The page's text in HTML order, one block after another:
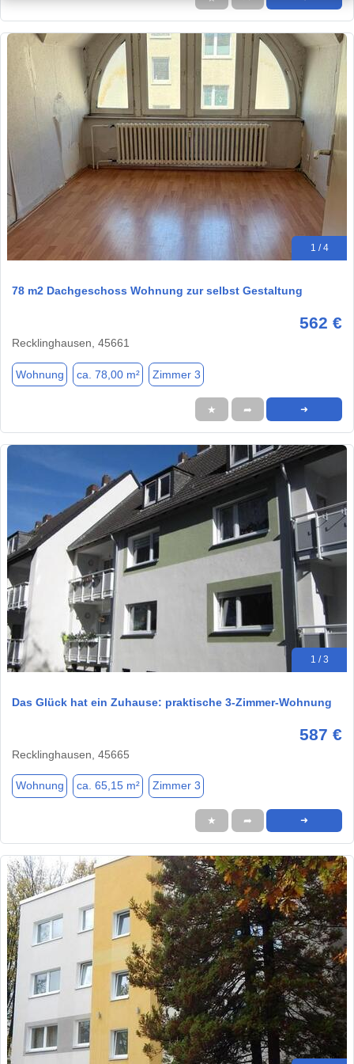
1 / 4
78 m2 Dachgeschoss Wohnung zur selbst Gestaltung
562 €
Recklinghausen, 45661
Wohnung ca. 78,00 m² Zimmer 3
★ ➦ ➜
1 / 3
Das Glück hat ein Zuhause: praktische 3-Zimmer-Wohnung
587 €
Recklinghausen, 45665
Wohnung ca. 65,15 m² Zimmer 3
★ ➦ ➜